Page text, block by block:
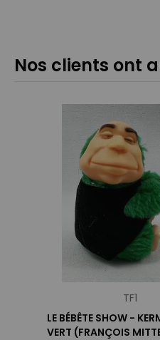
Nos clients ont
TF1
LE BÉBÊTE SHOW -
VERT (FRANÇOIS